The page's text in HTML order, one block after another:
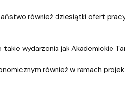
również dziesiątki ofert
takie wydarzenia jak Akademickie
również w ramach